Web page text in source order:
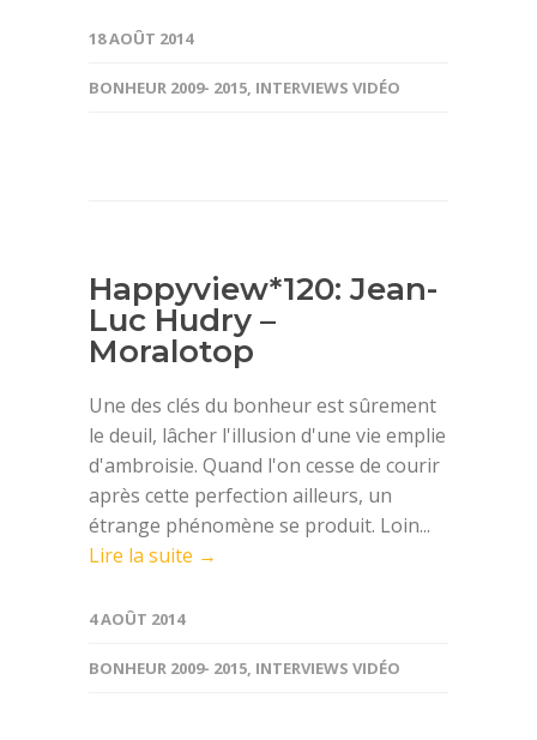
18 AOÛT 2014
BONHEUR 2009- 2015, INTERVIEWS VIDÉO
Happyview*120: Jean-
Luc Hudry –
Moralotop
Une des clés du bonheur est sûrement
le deuil, lâcher l'illusion d'une vie emplie
d'ambroisie. Quand l'on cesse de courir
après cette perfection ailleurs, un
étrange phénomène se produit. Loin...
Lire la suite →
4 AOÛT 2014
BONHEUR 2009- 2015, INTERVIEWS VIDÉO